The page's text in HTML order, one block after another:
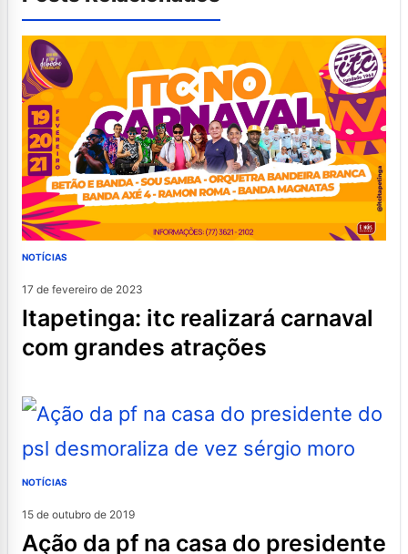
NOTÍCIAS
17 de fevereiro de 2023
itapetinga: itc realizará carnaval
com grandes atrações
NOTÍCIAS
15 de outubro de 2019
ação da pf na casa do presidente